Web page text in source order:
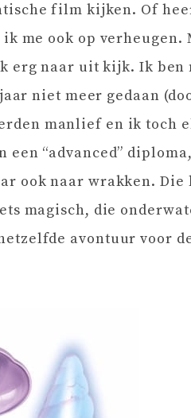
film kijken. Of
me ook op verheugen.
erg naar uit kijk. Ik
niet meer gedaan
manlief en ik toch
“advanced”
ook naar wrakken. Die
magisch, die
avontuur voor